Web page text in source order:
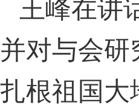
王峰在讲
并对与会
扎根祖国大